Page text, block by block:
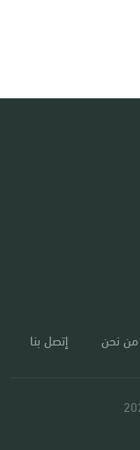
من نحن إتصل بنا